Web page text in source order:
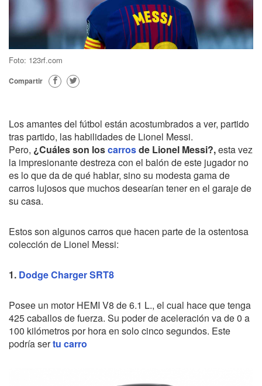
Foto: 123rf.com
Compartir
Los amantes del fútbol están acostumbrados a ver, partido
tras partido, las habilidades de Lionel Messi.
Pero, ¿Cuáles son loscarrosde Lionel Messi?,esta vez
la impresionante destreza con el balón de este jugador no
es lo que da de qué hablar, sino su modesta gama de
carros lujosos que muchos desearían tener en el garaje de
su casa.
Estos son algunos carros que hacen parte de la ostentosa
colección de Lionel Messi:
1. Dodge Charger SRT8
Posee un motor HEMI V8 de 6.1 L., el cual hace que tenga
425 caballos de fuerza. Su poder de aceleración va de 0 a
100 kilómetros por hora en solo cinco segundos. Este
podría sertu carro